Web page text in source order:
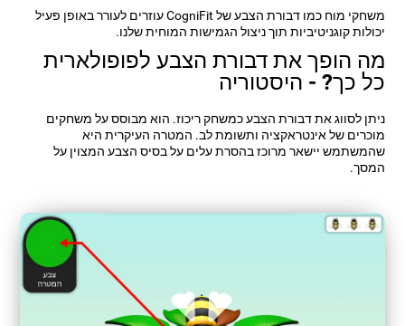
משחקי מוח כמו דבורת הצבע של CogniFit עוזרים לעורר באופן פעיל
יכולות קוגניטיביות תוך ניצול הגמישות המוחית שלנו.
מה הופך את דבורת הצבע לפופולארית
כל כך? - היסטוריה
ניתן לסווג את דבורת הצבע כמשחק ריכוז. הוא מבוסס על משחקים
מוכרים של אינטראקציה ותשומת לב. המטרה העיקרית היא
שהמשתמש יישאר מרוכז בהסרת עלים על בסיס הצבע המצוין על
המסך.